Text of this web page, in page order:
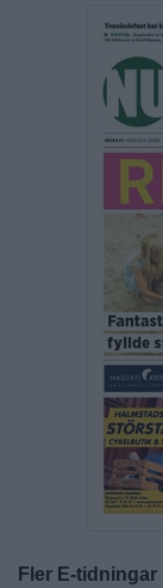
Fler E-tidningar